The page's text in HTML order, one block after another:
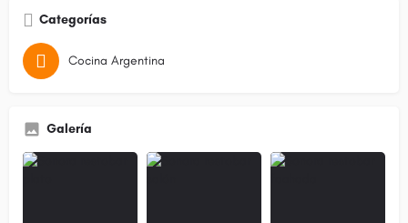
Categorías
Cocina Argentina
Galería